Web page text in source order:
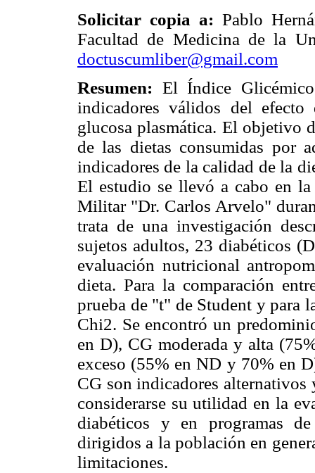
Solicitar copia a:Pablo
Facultad de Medicina de la
doctuscumliber@gmail.com
Resumen: El Índice
indicadores válidos del
glucosa plasmática. El objetivo
de las dietas consumidas por
indicadores de la calidad de la
El estudio se llevó a cabo en
Militar "Dr. Carlos Arvelo"
trata de una investigación
sujetos adultos, 23 diabéticos
evaluación nutricional
dieta. Para la comparación
prueba de "t" de Student y para
Chi2. Se encontró un
en D), CG moderada y alta
exceso (55% en ND y 70% en
CG son indicadores
considerarse su utilidad en la
diabéticos y en programas
dirigidos a la población en
limitaciones.